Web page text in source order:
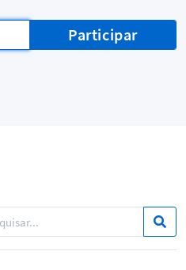
Participar